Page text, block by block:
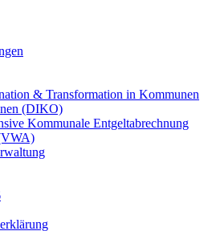
& Transformation in Kommunen
(DIKO)
Kommunale Entgeltabrechnung